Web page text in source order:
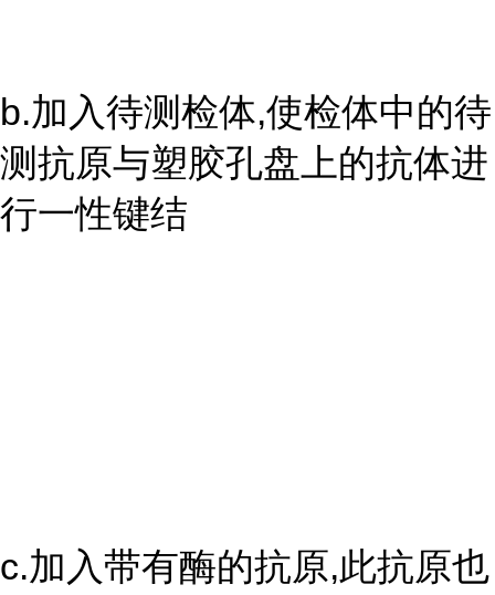
b.加入待测检体,使检体中的待
测抗原与塑胶孔盘上的抗体进
行一性键结
c.加入带有酶的抗原,此抗原也